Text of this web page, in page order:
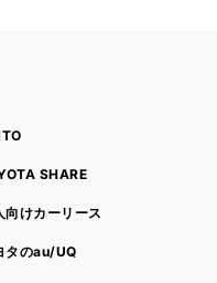
SHARE
向けカーリース
タのau/UQ